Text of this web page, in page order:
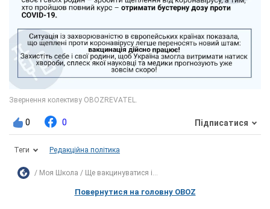
0 0 Підписатися
Теги Редакційна політика
Моя Школа Ще вакцинуватися і...
Повернутися на головну OBOZ